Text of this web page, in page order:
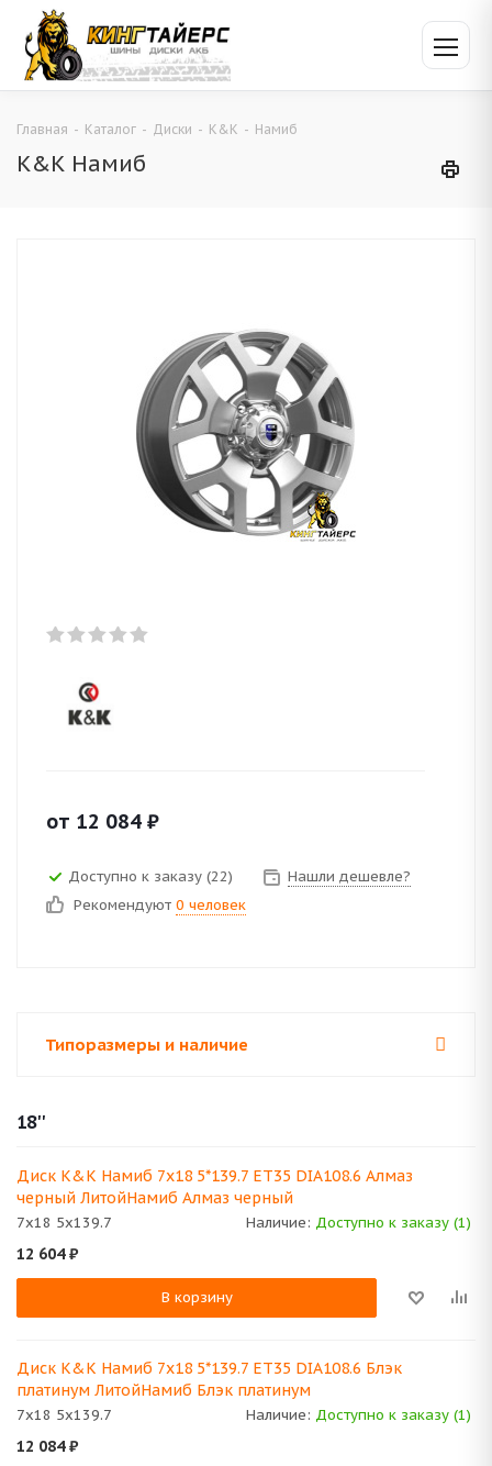
Главная - Каталог - Диски - K&K - Намиб
K&K Намиб
от 12 084 ₽
Доступно к заказу (22)
Нашли дешевле?
Рекомендуют 0 человек
Типоразмеры и наличие
18''
Диск K&K Намиб 7x18 5*139.7 ET35 DIA108.6 Алмаз
черный ЛитойНамиб Алмаз черный
7x18 5x139.7 Наличие: Доступно к заказу (1)
12 604₽
В корзину
Диск K&K Намиб 7x18 5*139.7 ET35 DIA108.6 Блэк
платинум ЛитойНамиб Блэк платинум
7x18 5x139.7 Наличие: Доступно к заказу (1)
12 084₽